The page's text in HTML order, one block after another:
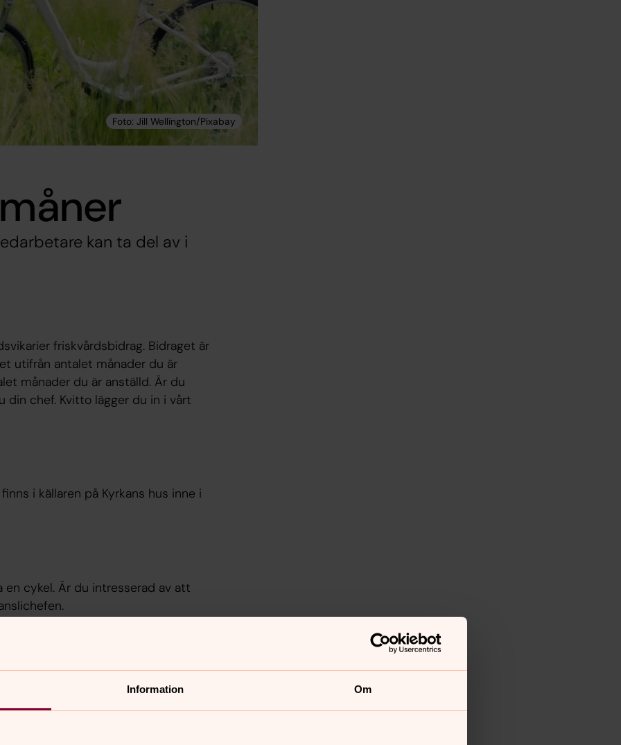
Information Om
kan ta del av i
friskvårdsbidrag. Bidraget är
utifrån antalet månader du är
månader du är anställd. Är du
din chef. Kvitto lägger du in i vårt
i källaren på Kyrkans hus inne i
cykel. Är du intresserad av att
minst ett år möjligheten att köpa ett
om årskortet genom att lämna en
sedan betalar du av ditt kort i lika
justeras det som är kvar att